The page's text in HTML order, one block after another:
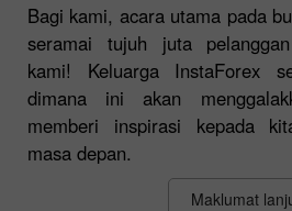
Bagi kami, acara utama pada
seramai tujuh juta
kami! Keluarga InstaForex
dimana ini akan
memberi inspirasi kepada
masa depan.
Maklumat